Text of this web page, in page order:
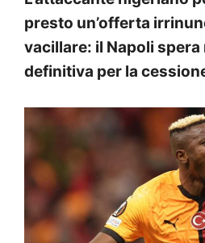
presto un’offerta
vacillare: il Napoli spera
definitiva per la